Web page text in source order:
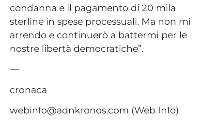
condanna e il pagamento di 20 mila
sterline in spese processuali. Ma non mi
arrendo e continuerò a battermi per le
nostre libertà democratiche”.
—
cronaca
webinfo@adnkronos.com (Web Info)